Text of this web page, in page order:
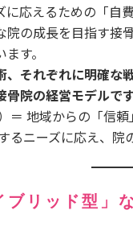
に応えるための「自
院の成長を目指す接
す。
、それぞれに明確な
院の経営モデルです
＝ 地域からの「信
るニーズに応え、
ブリッド型」